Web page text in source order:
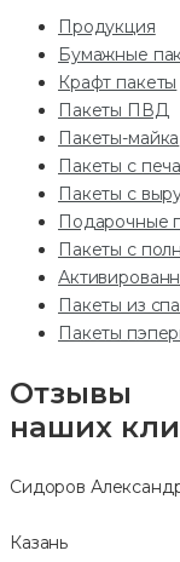
Продукция
Бумажные
Крафт пакеты
Пакеты ПВД
Пакеты-майка
Пакеты с
Пакеты с
Подарочные
Пакеты с
Пакеты из
Пакеты
Отзывы
наших
Сидоров
Казань